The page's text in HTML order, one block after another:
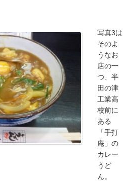
写真3は
そのよ
うなお
店の一
つ、半
田の津
工業高
校前に
ある
「手打
庵」の
カレー
うど
ん。